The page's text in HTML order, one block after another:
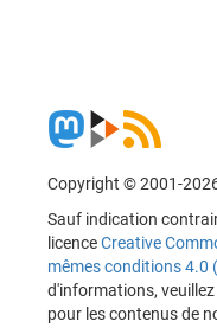
Copyright © 2001-
Sauf indication
licenceCreative
mêmes conditions 4.0
d'informations,
pour les contenus de